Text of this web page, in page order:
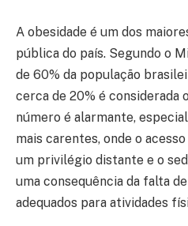
A obesidade é um dos
pública do país. Segundo o
de 60% da população
cerca de 20% é considerada
número é alarmante,
mais carentes, onde o
um privilégio distante e o
uma consequência da falta
adequados para atividades